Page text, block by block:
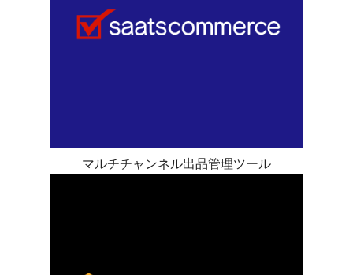
マルチチャンネル出品管理ツール